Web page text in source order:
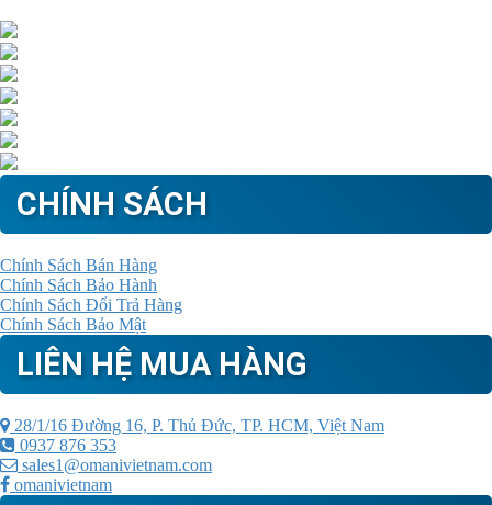
CHÍNH SÁCH
Chính Sách Bán Hàng
Chính Sách Bảo Hành
Chính Sách Đổi Trả Hàng
Chính Sách Bảo Mật
LIÊN HỆ MUA HÀNG
28/1/16 Đường 16, P. Thủ Đức, TP. HCM, Việt Nam
0937 876 353
sales1@omanivietnam.com
omanivietnam